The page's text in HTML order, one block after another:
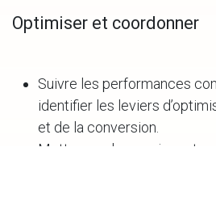
Optimiser et coordonner
Suivre les performances
identifier les leviers
et de la conversion.
Mettre en place, suivre et